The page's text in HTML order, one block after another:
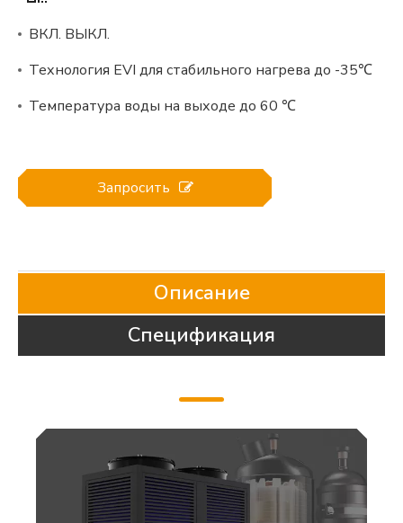
ВКЛ. ВЫКЛ.
Технология EVI для стабильного нагрева до -35℃
Температура воды на выходе до 60 ℃
Запросить
Описание
Спецификация